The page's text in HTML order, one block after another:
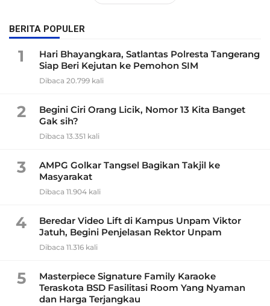
BERITA POPULER
1
Hari Bhayangkara, Satlantas Polresta Tangerang
Siap Beri Kejutan ke Pemohon SIM
Dibaca 20.799 kali
2
Begini Ciri Orang Licik, Nomor 13 Kita Banget
Gak sih?
Dibaca 13.351 kali
3
AMPG Golkar Tangsel Bagikan Takjil ke
Masyarakat
Dibaca 11.904 kali
4
Beredar Video Lift di Kampus Unpam Viktor
Jatuh, Begini Penjelasan Rektor Unpam
Dibaca 11.316 kali
5
Masterpiece Signature Family Karaoke
Teraskota BSD Fasilitasi Room Yang Nyaman
dan Harga Terjangkau